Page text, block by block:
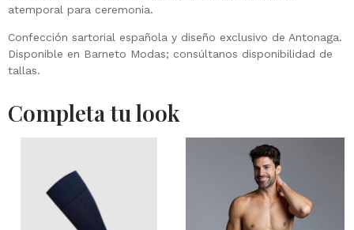
atemporal para ceremonia.
Confección sartorial española y diseño exclusivo de Antonaga.
Disponible en Barneto Modas; consúltanos disponibilidad de
tallas.